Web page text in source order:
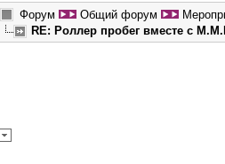
Форум Общий форум
RE: Роллер пробег вместе с